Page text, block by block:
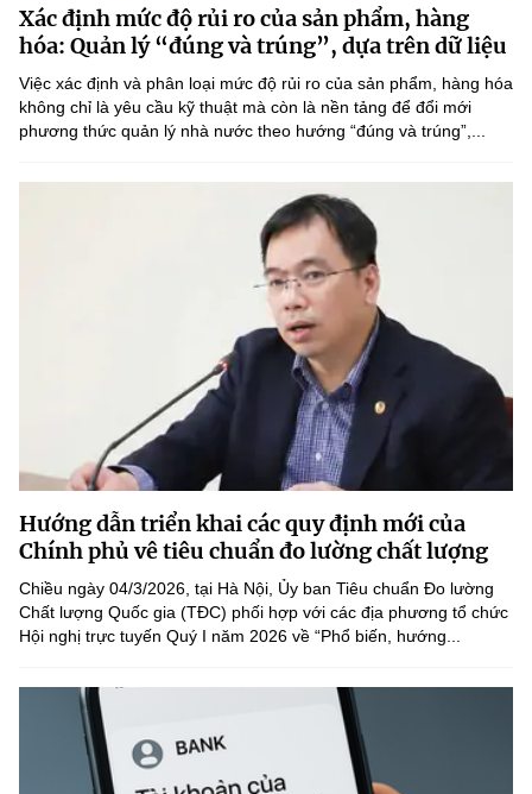
Sở Khoa học và Công nghệ
Chuyển đổi số
Bưu chính, Viễn thông
Tiêu chuẩn, đo lường, chất lượng
Văn bản QPPL
Văn bản chỉ đạo điều hành
Lấy ý kiến người dân về dự thảo VBQPPL
MST IOFFICE
THỐNG KÊ
Khoa học và Công nghệ
Tiêu chuẩn, đo lường, chất lượng
Năng lượng nguyên tử
Multimedia
THƯ ĐIỆN TỬ
Nhiệm vụ trọng tâm
Chọn ngôn ngữ
Vietnamese English
BỘ KHOA HỌC VÀ CÔNG NGHỆ
MINISTRY OF SCIENCE AND TECHNOLOGY
Điều khoản sử dụng Theo dõi MST: Góp ý
Xác định mức độ rủi ro của sản phẩm, hàng
hóa: Quản lý “đúng và trúng”, dựa trên dữ liệu
Việc xác định và phân loại mức độ rủi ro của sản phẩm, hàng hóa
không chỉ là yêu cầu kỹ thuật mà còn là nền tảng để đổi mới
phương thức quản lý nhà nước theo hướng “đúng và trúng”,...
Hướng dẫn triển khai các quy định mới của
Chính phủ vê tiêu chuẩn đo lường chất lượng
Chiều ngày 04/3/2026, tại Hà Nội, Ủy ban Tiêu chuẩn Đo lường
Chất lượng Quốc gia (TĐC) phối hợp với các địa phương tổ chức
Hội nghị trực tuyến Quý I năm 2026 về “Phổ biến, hướng...